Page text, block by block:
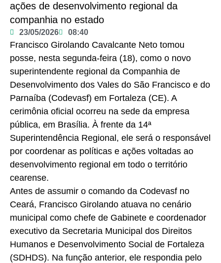
ações de desenvolvimento regional da
companhia no estado
23/05/2026 08:40
Francisco Girolando Cavalcante Neto tomou
posse, nesta segunda-feira (18), como o novo
superintendente regional da Companhia de
Desenvolvimento dos Vales do São Francisco e do
Parnaíba (Codevasf) em Fortaleza (CE). A
cerimônia oficial ocorreu na sede da empresa
pública, em Brasília. À frente da 14ª
Superintendência Regional, ele será o responsável
por coordenar as políticas e ações voltadas ao
desenvolvimento regional em todo o território
cearense.
Antes de assumir o comando da Codevasf no
Ceará, Francisco Girolando atuava no cenário
municipal como chefe de Gabinete e coordenador
executivo da Secretaria Municipal dos Direitos
Humanos e Desenvolvimento Social de Fortaleza
(SDHDS). Na função anterior, ele respondia pelo